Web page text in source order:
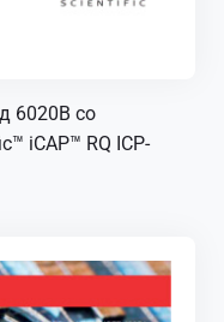
6020B со
iCAP™ RQ ICP-